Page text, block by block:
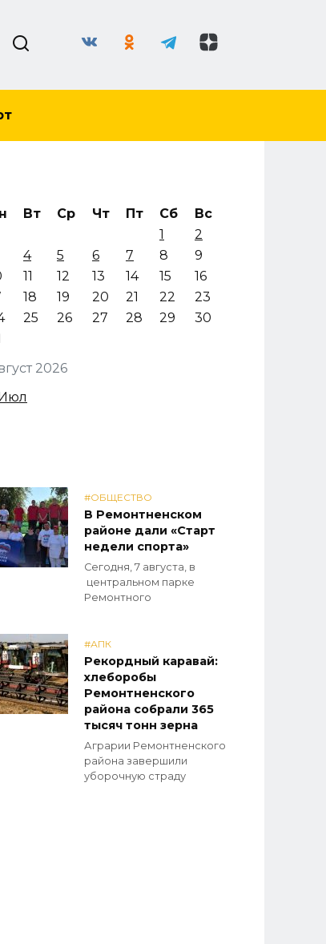
2026
Вт Ср Чт Пт Сб
Вс
1
2
4 5 6 7 8
9
11 12 13 14 15
16
18 19 20 21 22
23
25 26 27 28 29
30
#ОБЩЕСТВО
В Ремонтненском
районе дали «Старт
недели спорта»
Сегодня, 7 августа, в
центральном парке
Ремонтного
#АПК
Рекордный каравай:
хлеборобы
Ремонтненского
района собрали 365
тысяч тонн зерна
Аграрии Ремонтненского
района завершили
уборочную страду